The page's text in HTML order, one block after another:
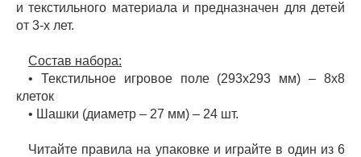
и текстильного материала и предназначен для детей
от 3-х лет.
Состав набора:
• Текстильное игровое поле (293х293 мм) – 8х8
клеток
• Шашки (диаметр – 27 мм) – 24 шт.
Читайте правила на упаковке и играйте в один из 6